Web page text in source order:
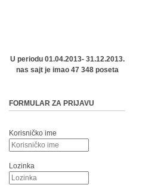
U periodu 01.04.2013- 31.12.2013.
nas sajt je imao 47 348 poseta
FORMULAR ZA PRIJAVU
Korisničko ime
Lozinka